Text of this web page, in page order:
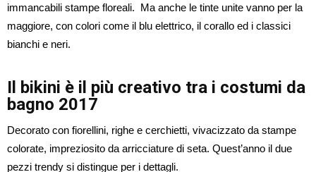
immancabili stampe floreali. Ma anche le tinte unite vanno per la
maggiore, con colori come il blu elettrico, il corallo ed i classici
bianchi e neri.
Il bikini è il più creativo tra i costumi da
bagno 2017
Decorato con fiorellini, righe e cerchietti, vivacizzato da stampe
colorate, impreziosito da arricciature di seta. Quest’anno il due
pezzi trendy si distingue per i dettagli.